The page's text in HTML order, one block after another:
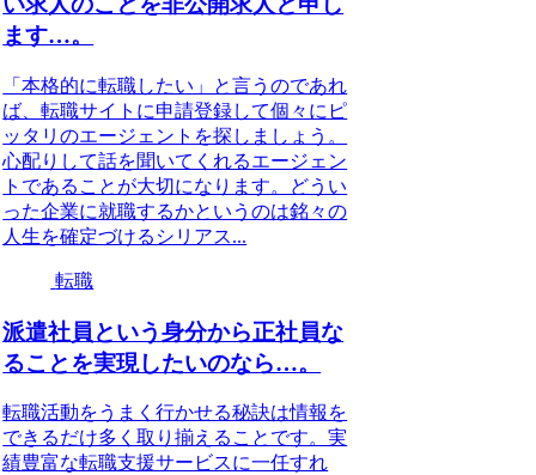
ます…。
「本格的に転職したい」と言うのであれ
ば、転職サイトに申請登録して個々にピ
ッタリのエージェントを探しましょう。
心配りして話を聞いてくれるエージェン
トであることが大切になります。どうい
った企業に就職するかというのは銘々の
人生を確定づけるシリアス...
転職
派遣社員という身分から正社員な
ることを実現したいのなら…。
転職活動をうまく行かせる秘訣は情報を
できるだけ多く取り揃えることです。実
績豊富な転職支援サービスに一任すれ